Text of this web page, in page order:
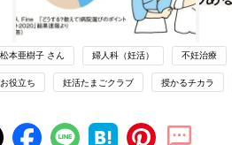
松本亜樹子 さん 婦人科（妊活） 不妊治療
お役立ち 妊活たまごクラブ 授かるチカラ